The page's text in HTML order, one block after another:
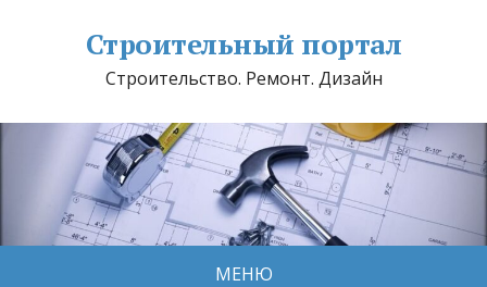
Строительный портал
Строительство. Ремонт. Дизайн
МЕНЮ